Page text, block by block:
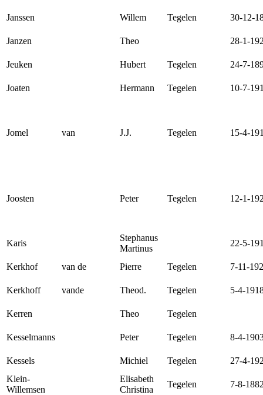
Janssen Willem Tegelen 30-12-
Janzen Theo 28-1-
Jeuken Hubert Tegelen 24-7-
Joaten Hermann Tegelen 10-7-
Jomel van J.J. Tegelen 15-4-
Joosten Peter Tegelen 12-1-
Karis
Stephanus
Martinus
22-5-
Kerkhof van de Pierre Tegelen 7-11-
Kerkhoff vande Theod. Tegelen 5-4-
Kerren Theo Tegelen
Kesselmanns Peter Tegelen 8-4-
Kessels Michiel Tegelen
27-4-
Klein-
Willemsen
Elisabeth
Christina
Tegelen 7-8-